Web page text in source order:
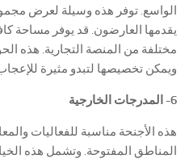
الواسع. توفر هذه وسيلة لعرض
يقدمها العارضون. قد يوفر مساحة
مختلفة من المنصة التجارية. هذه
ويمكن تخصيصها لتبدو مثيرة
6- المدرجات الخارجية
هذه الأجنحة مناسبة للفعاليات
المناطق المفتوحة. وتشمل هذه